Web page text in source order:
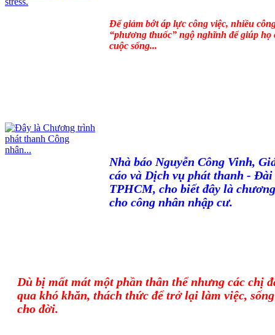
Để giảm bớt áp lực công việc, nhiều
“phương thuốc” ngộ nghĩnh để giúp
cuộc sống...
Nhà báo Nguyễn Công Vinh,
cáo và Dịch vụ phát thanh -
TPHCM, cho biết đây là
cho công nhân nhập cư.
Dù bị mất mát một phần thân thể nhưng các chị
qua khó khăn, thách thức để trở lại làm việc,
cho đời.